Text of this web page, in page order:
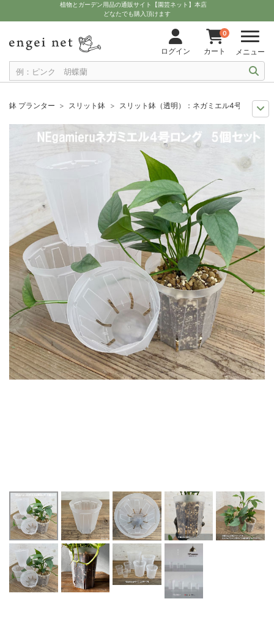
植物とガーデン用品の通販サイト【園芸ネット】本店
どなたでも購入頂けます
ログイン
0
カート メニュー
鉢 プランター スリット鉢
スリット鉢（透明）：ネガミエル4号ロング5
観葉植物特集
おすすめ資材 スリット鉢（透明）：ネガミエル4号ロング